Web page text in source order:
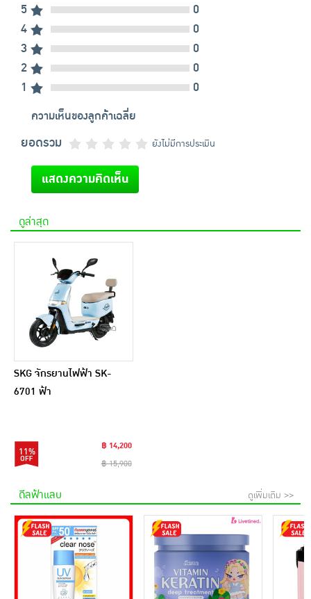
5
0
4
0
3
0
2
0
1
0
ความเห็นของลูกค้าเฉลี่ย
ยอดรวม ยังไม่มีการประเมิน
แสดงความคิดเห็น
ดูล่าสุด
SKG จักรยานไฟฟ้า SK-
6701 ฟ้า
11%
฿ 14,200
฿ 15,900
ดีลฟ้าแลบ ดูเพิ่มเติม >>